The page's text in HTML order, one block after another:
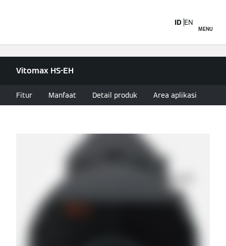
MENU
ID EN
Vitomax HS-EH
Fitur Manfaat Detail produk Area aplikasi